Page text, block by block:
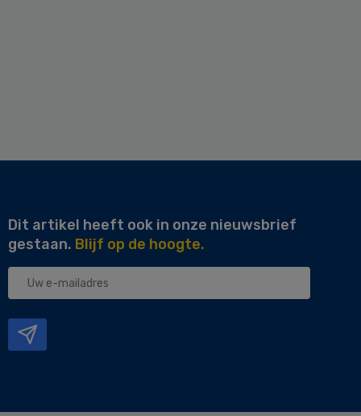
Dit artikel heeft ook in onze nieuwsbrief
gestaan. Blijf op de hoogte.
Uw